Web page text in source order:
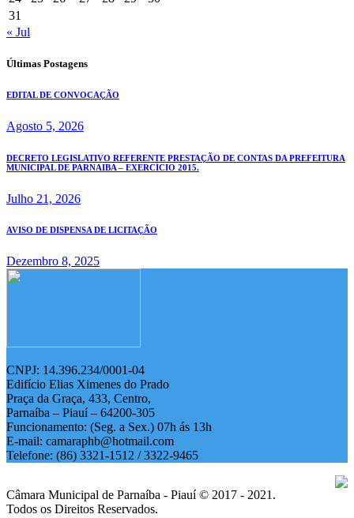
31
« Jul
Últimas Postagens
EDITAL DE CONVOCAÇÃO
Agosto 5, 2026
DECRETO LEGISLATIVO REFERENTE PRESTAÇÃO DE CONTAS DA PREFEITURA
MUNICIPAL DE PARNAIBA – EXERCÍCIO 2015.
Julho 21, 2026
AVISO DE DISPENSA DE LICITAÇÃO
Dezembro 8, 2025
CNPJ: 14.396.234/0001-04
Edifício Elias Ximenes do Prado
Praça da Graça, 433, Centro,
Parnaíba – Piauí – 64200-305
Funcionamento: (Seg. a Sex.) 07h ás 13h
E-mail: camaraphb@hotmail.com
Telefone: (86) 3321-1512 / 3322-9465
Câmara Municipal de Parnaíba - Piauí © 2017 - 2021.
Todos os Direitos Reservados.